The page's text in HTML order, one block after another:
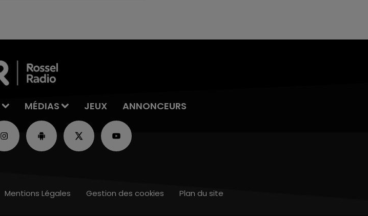
MÉDIAS JEUX ANNONCEURS
Mentions Légales Gestion des cookies Plan du site